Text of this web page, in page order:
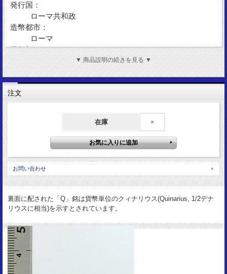
発行国：
ローマ共和政
造幣都市：
ローマ
発行年：
BC97
額 面：
クィナリウス
金 性：
アポロ神
トロフィー＆ヴィクトリー女神
サイズ：
17mm
2g
資 料：
RC213/RSC Egnatuleia 1
状 態：
▼ 商品説明の続きを見る ▼
注文
在庫 ×
お問い合わせ
裏面に配された「Q」銘は貨幣単位のクィナリウス(Quinarius, 1/2デナ
リウスに相当)を示すとされています。